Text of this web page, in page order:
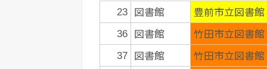
23 図書館 豊前市立図書館
36 図書館 竹田市立図書館
37 図書館 竹田市立図書館